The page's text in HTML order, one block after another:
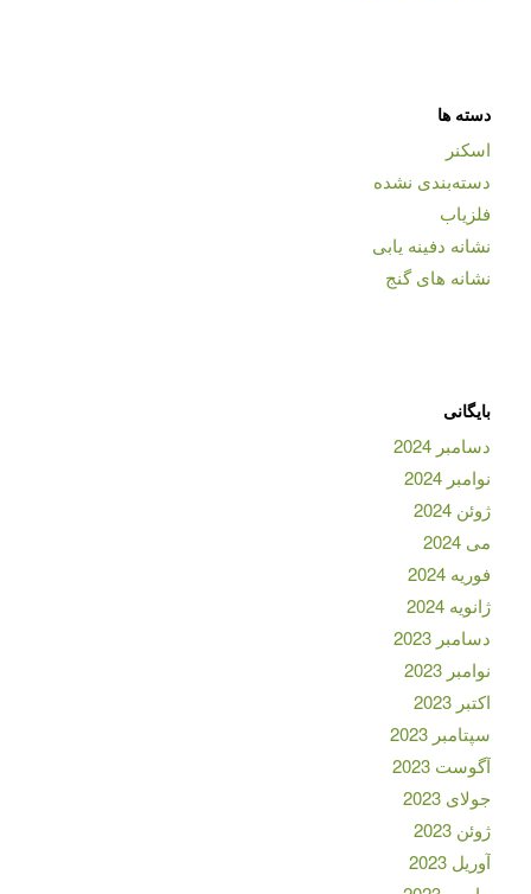
دسته ها
اسکنر
دسته‌بندی نشده
فلزیاب
نشانه دفینه یابی
نشانه های گنج
بایگانی
دسامبر 2024
نوامبر 2024
ژوئن 2024
می 2024
فوریه 2024
ژانویه 2024
دسامبر 2023
نوامبر 2023
اکتبر 2023
سپتامبر 2023
آگوست 2023
جولای 2023
ژوئن 2023
آوریل 2023